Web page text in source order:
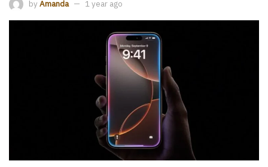
by Amanda 1 year ago